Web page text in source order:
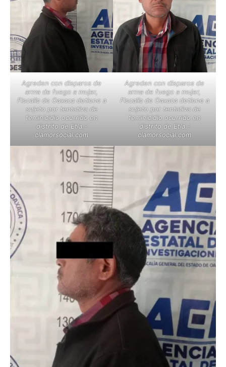
Agreden con disparos de
arma de fuego a mujer,
Fiscalía de Oaxaca detiene a
sujeto por tentativa de
feminicidio ocurrido en
distrito de Etla.-
clamorsocial.com
Agreden con disparos de
arma de fuego a mujer,
Fiscalía de Oaxaca detiene a
sujeto por tentativa de
feminicidio ocurrido en
distrito de Etla.-
clamorsocial.com